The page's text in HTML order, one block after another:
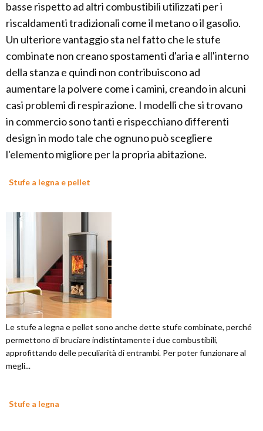
basse rispetto ad altri combustibili utilizzati per i
riscaldamenti tradizionali come il metano o il gasolio.
Un ulteriore vantaggio sta nel fatto che le stufe
combinate non creano spostamenti d'aria e all'interno
della stanza e quindi non contribuiscono ad
aumentare la polvere come i camini, creando in alcuni
casi problemi di respirazione. I modelli che si trovano
in commercio sono tanti e rispecchiano differenti
design in modo tale che ognuno può scegliere
l'elemento migliore per la propria abitazione.
Stufe a legna e pellet
Le stufe a legna e pellet sono anche dette stufe combinate, perché
permettono di bruciare indistintamente i due combustibili,
approfittando delle peculiarità di entrambi. Per poter funzionare al
megli...
Stufe a legna